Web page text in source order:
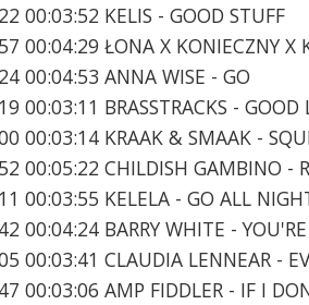
00:03:52 KELIS - GOOD STUFF
00:04:29 ŁONA X KONIECZNY X
00:04:53 ANNA WISE - GO
00:03:11 BRASSTRACKS - GOOD
00:03:14 KRAAK & SMAAK -
00:05:22 CHILDISH GAMBINO -
00:03:55 KELELA - GO ALL
00:04:24 BARRY WHITE -
00:03:41 CLAUDIA LENNEAR -
00:03:06 AMP FIDDLER - IF I